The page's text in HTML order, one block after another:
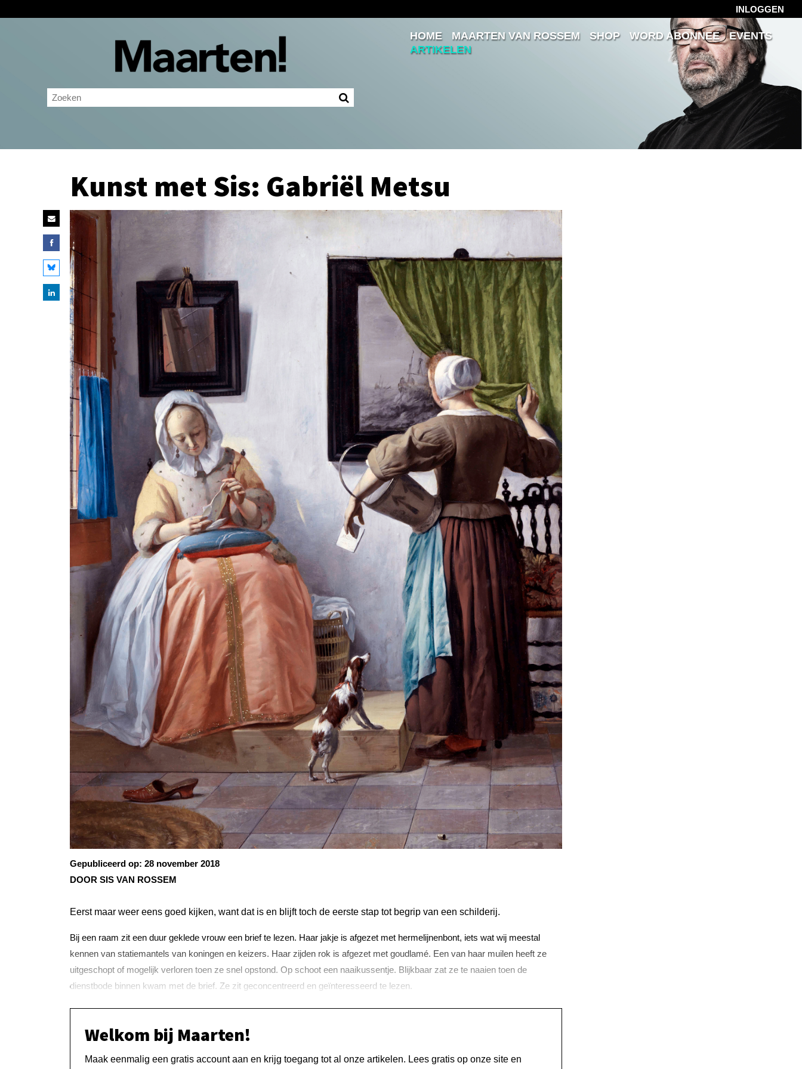
INLOGGEN
Inloggen
Ingelogd blijven
HOME MAARTEN VAN ROSSEM SHOP WORD ABONNEE
EVENTS
ARTIKELEN
Kunst met Sis: Gabriël Metsu
Gepubliceerd op: 28 november 2018
DOOR SIS VAN ROSSEM
Eerst maar weer eens goed kijken, want dat is en blijft toch de eerste stap tot begrip van een schilderij.
Bij een raam zit een duur geklede vrouw een brief te lezen. Haar jakje is afgezet met hermelijnenbont, iets wat wij meestal
kennen van statiemantels van koningen en keizers. Haar zijden rok is afgezet met goudlamé. Een van haar muilen heeft ze
uitgeschopt of mogelijk verloren toen ze snel opstond. Op schoot een naaikussentje. Blijkbaar zat ze te naaien toen de
dienstbode binnen kwam met de brief. Ze zit geconcentreerd en geïnteresseerd te lezen.
Welkom bij Maarten!
Maak eenmalig een gratis account aan en krijg toegang tot al onze artikelen. Lees gratis op onze site en